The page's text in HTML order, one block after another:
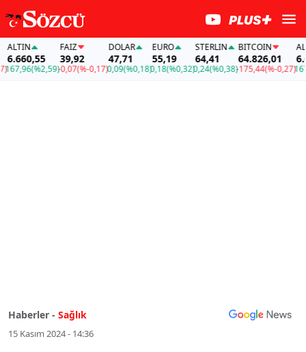
(%2,59)
39,92
-0,07(%-0,17)
DOLAR
47,71
0,09(%0,18)
EURO
55,19
0,18(%0,32)
STERLIN
64,41
0,24(%0,38)
BITCOIN
64.826,01
-175,44(%-0,27)
ALTIN
167,96
Haberler - Sağlık
15 Kasım 2024 - 14:36